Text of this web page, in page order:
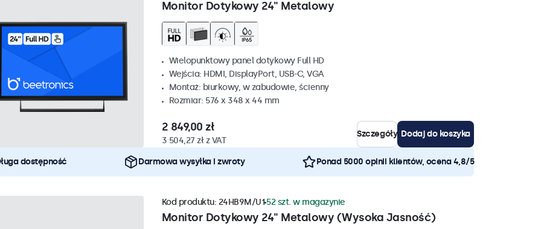
Monitor Dotykowy 24" Metalowy
Wielopunktowy panel dotykowy Full HD
Wejścia: HDMI, DisplayPort, USB-C, VGA
Montaż: biurkowy, w zabudowie, ścienny
Rozmiar: 576 x 348 x 44 mm
2 849,00 zł
3 504,27 zł z VAT
Szczegóły Dodaj do koszyka
dostępność Darmowa wysyłka i zwroty Ponad 5000 opinii klientów, ocena 4,8/5
Monitor Dotykowy 24" Metalowy (Wysoka Jasność)
Kod produktu: 24HB9M/U1 52 szt. w magazynie